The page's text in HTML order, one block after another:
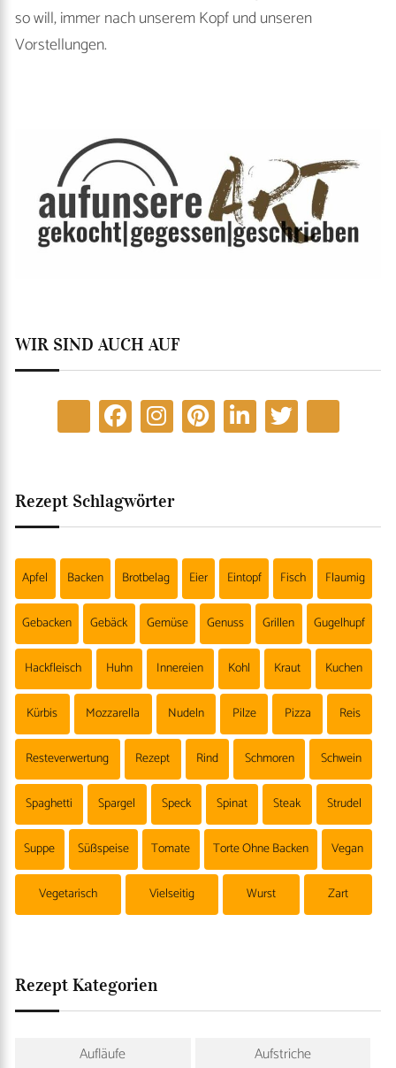
so will, immer nach unserem Kopf und unseren
Vorstellungen.
WIR SIND AUCH AUF
Rezept Schlagwörter
Apfel Backen Brotbelag Eier Eintopf Fisch Flaumig
Gebacken Gebäck Gemüse Genuss Grillen Gugelhupf
Hackfleisch Huhn Innereien Kohl Kraut Kuchen
Kürbis Mozzarella Nudeln Pilze Pizza Reis
Resteverwertung Rezept Rind Schmoren Schwein
Spaghetti Spargel Speck Spinat Steak Strudel
Suppe Süßspeise Tomate Torte Ohne Backen Vegan
Vegetarisch Vielseitig Wurst Zart
Rezept Kategorien
Aufläufe
Aufstriche